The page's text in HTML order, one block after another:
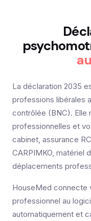
La déclaration 2035
professions libérales
contrôlée (BNC). Elle
professionnelles et
cabinet, assurance
CARPIMKO, matériel
déplacements
HouseMed connecte
professionnel au
automatiquement et